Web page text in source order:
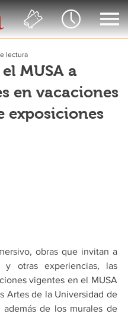
MUSA a
en vacaciones
exposiciones
lectura
obras que invitan a
y otras experiencias, las
vigentes en el MUSA
Artes de la Universidad de
además de los murales de